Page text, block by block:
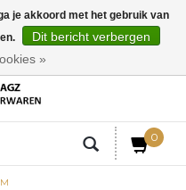
0
je akkoord met het gebruik van
Dit bericht verbergen
»